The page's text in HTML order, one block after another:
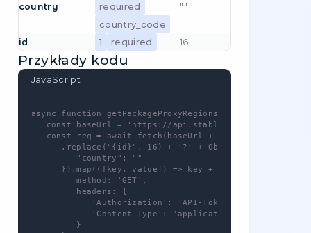
dokumentacji.
Metoda zapytania
GEThttps://api.stableproxy.com/v2/package/
Parametry zapytania
Identyfikator Regulamin
regions
Nie
koniecznie
array distinct
required
country_code
regions.*